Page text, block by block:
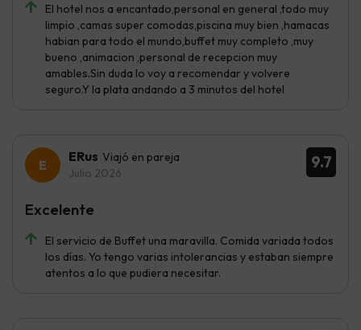
El hotel nos a encantado,personal en general ,todo muy
limpio ,camas super comodas,piscina muy bien ,hamacas
habian para todo el mundo,buffet muy completo ,muy
bueno ,animacion ,personal de recepcion muy
amables.Sin duda lo voy a recomendar y volvere
seguro.Y la plata andando a 3 minutos del hotel
9.7
ERus Viajó en pareja
Julio 2026
El servicio de Buffet una maravilla. Comida variada todos
los días. Yo tengo varias intolerancias y estaban siempre
atentos a lo que pudiera necesitar.
Excelente